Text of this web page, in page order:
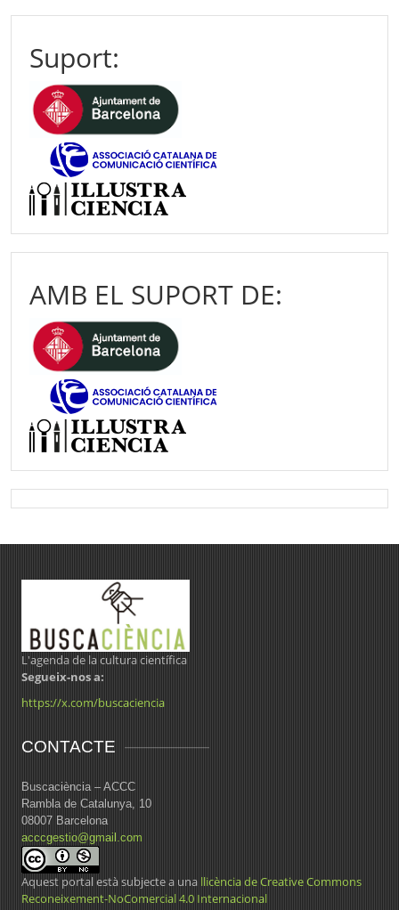
Suport:
AMB EL SUPORT DE:
L'agenda de la cultura científica
Segueix-nos a:
https://x.com/buscaciencia
CONTACTE
Buscaciència – ACCC
Rambla de Catalunya, 10
08007 Barcelona
acccgestio@gmail.com
Aquest portal està subjecte a una llicència de Creative Commons
Reconeixement-NoComercial 4.0 Internacional